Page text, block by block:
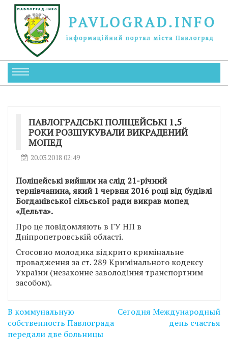
ПАВЛОГРАДСЬКІ ПОЛІЦЕЙСЬКІ 1,5
РОКИ РОЗШУКУВАЛИ ВИКРАДЕНИЙ
МОПЕД
20.03.2018 02:49
Поліцейські вийшли на слід 21-річний
тернівчанина, який 1 червня 2016 році від будівлі
Богданівської сільської ради викрав мопед
«Дельта».
Про це повідомляють в ГУ НП в
Дніпропетровській області.
Стосовно молодика відкрито кримінальне
провадження за ст. 289 Кримінального кодексу
України (незаконне заволодіння транспортним
засобом).
Навігація
записів
В коммунальную
собственность Павлограда
передали две больницы
Сегодня Международный
день счастья